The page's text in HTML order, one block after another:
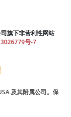
旗下非营利性网站
号-7
及其附属公司。保